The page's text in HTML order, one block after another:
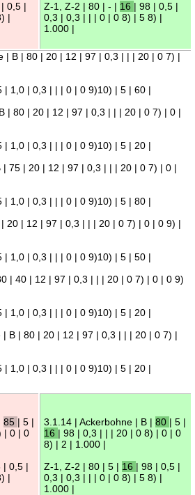
0,5 |
|
Z-1, Z-2 | 80 | - | 16 | 98 | 0,5 |
0,3 | 0,3 | | | 0 | 0 8) | 5 8) |
1.000 |
| B | 80 | 20 | 12 | 97 | 0,3 | | | 20 | 0 7) |
| 1,0 | 0,3 | | | 0 | 0 9)10) | 5 | 60 |
| 80 | 20 | 12 | 97 | 0,3 | | | 20 | 0 7) | 0 |
| 1,0 | 0,3 | | | 0 | 0 9)10) | 5 | 20 |
75 | 20 | 12 | 97 | 0,3 | | | 20 | 0 7) | 0 |
| 1,0 | 0,3 | | | 0 | 0 9)10) | 5 | 80 |
20 | 12 | 97 | 0,3 | | | 20 | 0 7) | 0 | 0 9) |
| 1,0 | 0,3 | | | 0 | 0 9)10) | 5 | 50 |
| 40 | 12 | 97 | 0,3 | | | 20 | 0 7) | 0 | 0 9)
| 1,0 | 0,3 | | | 0 | 0 9)10) | 5 | 20 |
| B | 80 | 20 | 12 | 97 | 0,3 | | | 20 | 0 7) |
| 1,0 | 0,3 | | | 0 | 0 9)10) | 5 | 20 |
85 | 5 |
| 0 | 0
| 0,5 |
|
3.1.14 | Ackerbohne | B | 80 | 5 |
16 | 98 | 0,3 | | | 20 | 0 8) | 0 | 0
8) | 2 | 1.000 |
Z-1, Z-2 | 80 | 5 | 16 | 98 | 0,5 |
0,3 | 0,3 | | | 0 | 0 8) | 5 8) |
1.000 |